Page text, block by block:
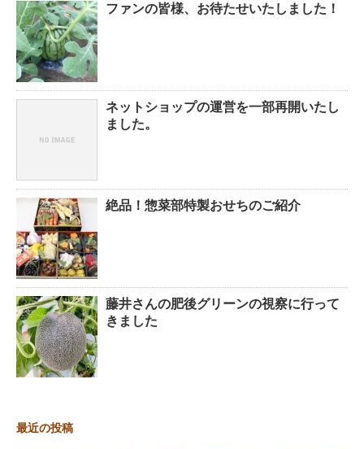
ファンの皆様、お待たせいたしました！
ネットショップの運営を一部再開いたし
ました。
絶品！惣菜部特製おせちのご紹介
藤井さんの肥後グリーンの視察に行って
きました
最近の投稿